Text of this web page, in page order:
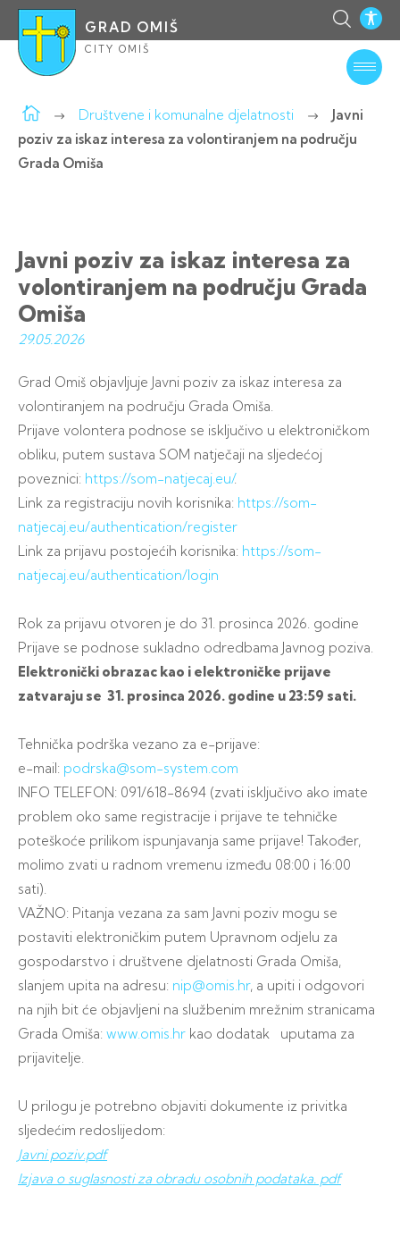
GRAD OMIŠ
CITY OMIŠ
Društvene i komunalne djelatnosti
Javni
poziv za iskaz interesa za volontiranjem na području
Grada Omiša
Javni poziv za iskaz interesa za
volontiranjem na području Grada
Omiša
29.05.2026
Grad Omiš objavljuje Javni poziv za iskaz interesa za
volontiranjem na području Grada Omiša.
Prijave volontera podnose se isključivo u elektroničkom
obliku, putem sustava SOM natječaji na sljedećoj
poveznici: https://som-natjecaj.eu/.
Link za registraciju novih korisnika: https://som-
natjecaj.eu/authentication/register
Link za prijavu postojećih korisnika: https://som-
natjecaj.eu/authentication/login
Rok za prijavu otvoren je do 31. prosinca 2026. godine
Prijave se podnose sukladno odredbama Javnog poziva.
Elektronički obrazac kao i elektroničke prijave
zatvaraju se 31. prosinca 2026. godine u 23:59 sati.
Tehnička podrška vezano za e-prijave:
e-mail: podrska@som-system.com
INFO TELEFON: 091/618-8694 (zvati isključivo ako imate
problem oko same registracije i prijave te tehničke
poteškoće prilikom ispunjavanja same prijave! Također,
molimo zvati u radnom vremenu između 08:00 i 16:00
sati).
VAŽNO: Pitanja vezana za sam Javni poziv mogu se
postaviti elektroničkim putem Upravnom odjelu za
gospodarstvo i društvene djelatnosti Grada Omiša,
slanjem upita na adresu: nip@omis.hr, a upiti i odgovori
na njih bit će objavljeni na službenim mrežnim stranicama
Grada Omiša: www.omis.hr kao dodatak uputama za
prijavitelje.
U prilogu je potrebno objaviti dokumente iz privitka
sljedećim redoslijedom:
Javni poziv.pdf
Izjava o suglasnosti za obradu osobnih podataka. pdf